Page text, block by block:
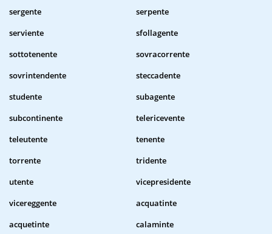
sergente
serpente
serviente
sfollagente
sottotenente
sovracorrente
sovrintendente
steccadente
studente
subagente
subcontinente
telericevente
teleutente
tenente
torrente
tridente
utente
vicepresidente
vicereggente
acquatinte
acquetinte
calaminte